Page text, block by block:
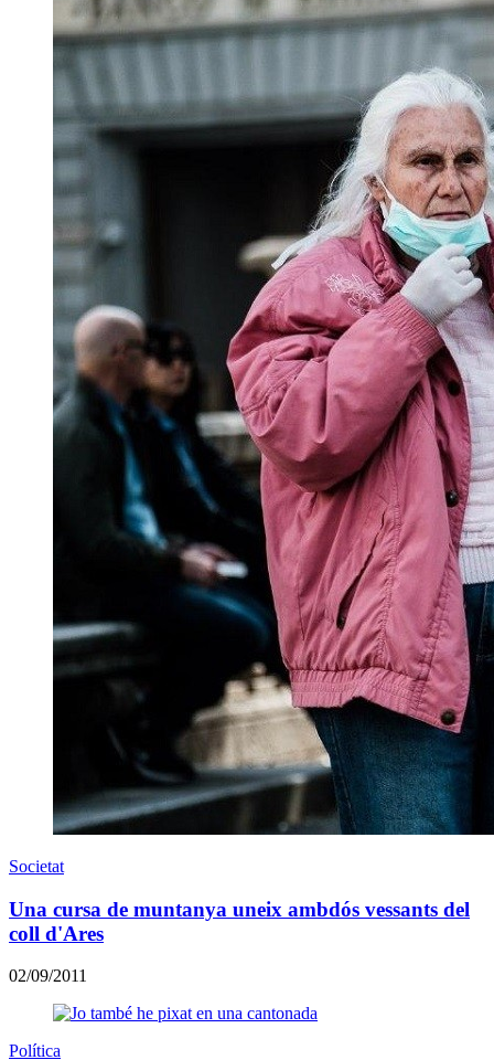
Societat
Una cursa de muntanya uneix ambdós vessants del
coll d'Ares
02/09/2011
Política